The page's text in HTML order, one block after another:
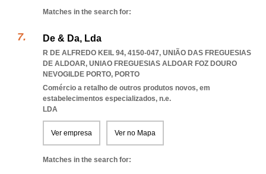
Matches in the search for:
De & Da, Lda
R DE ALFREDO KEIL 94, 4150-047, UNIÃO DAS FREGUESIAS
DE ALDOAR, UNIAO FREGUESIAS ALDOAR FOZ DOURO
NEVOGILDE PORTO, PORTO
Comércio a retalho de outros produtos novos, em
estabelecimentos especializados, n.e.
LDA
Ver empresa Ver no Mapa
Matches in the search for: